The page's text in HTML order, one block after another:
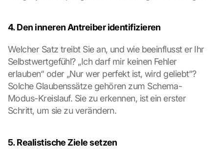
4. Den inneren Antreiber identifizieren
Welcher Satz treibt Sie an, und wie beeinflusst er Ihr
Selbstwertgefühl? „Ich darf mir keinen Fehler
erlauben“ oder „Nur wer perfekt ist, wird geliebt“?
Solche Glaubenssätze gehören zum Schema-
Modus-Kreislauf. Sie zu erkennen, ist ein erster
Schritt, um sie zu verändern.
5. Realistische Ziele setzen